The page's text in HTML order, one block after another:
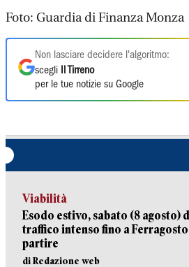
Foto: Guardia di Finanza Monza
Non lasciare decidere l'algoritmo:
scegli
Il Tirreno
per le tue notizie su Google
Viabilità
Esodo estivo, sabato (8 agosto)
traffico intenso fino a
partire
di Redazione web